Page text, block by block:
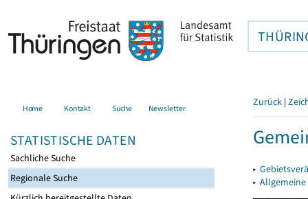
Home Kontakt Suche Newsletter
STATISTISCHE DATEN
Sachliche Suche
Regionale Suche
Zurück |
▸
▸